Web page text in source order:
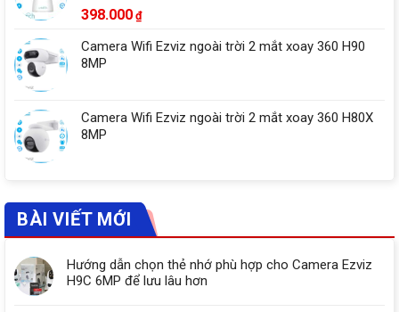
398.000 ₫
Camera Wifi Ezviz ngoài trời 2 mắt xoay 360 H90
8MP
Camera Wifi Ezviz ngoài trời 2 mắt xoay 360 H80X
8MP
BÀI VIẾT MỚI
Hướng dẫn chọn thẻ nhớ phù hợp cho Camera Ezviz
H9C 6MP để lưu lâu hơn